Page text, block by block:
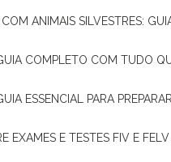
COM ANIMAIS SILVESTRES:
COMPLETO COM TUDO
ESSENCIAL PARA
EXAMES E TESTES FIV E